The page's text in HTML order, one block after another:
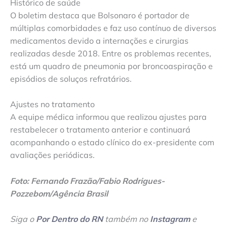
Histórico de saúde
O boletim destaca que Bolsonaro é portador de
múltiplas comorbidades e faz uso contínuo de diversos
medicamentos devido a internações e cirurgias
realizadas desde 2018. Entre os problemas recentes,
está um quadro de pneumonia por broncoaspiração e
episódios de soluços refratários.
Ajustes no tratamento
A equipe médica informou que realizou ajustes para
restabelecer o tratamento anterior e continuará
acompanhando o estado clínico do ex-presidente com
avaliações periódicas.
Foto: Fernando Frazão/Fabio Rodrigues-
Pozzebom/Agência Brasil
Siga o Por Dentro do RNtambém no Instagrame